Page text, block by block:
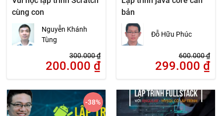
cùng con
Nguyễn Khánh
Tùng
300.000₫
200.000 ₫
bản
Đỗ Hữu Phúc
600.000₫
299.000 ₫
-38%